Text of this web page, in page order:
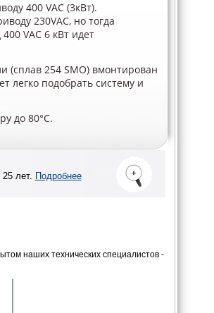
400 VAC (3кВт).
230VAC, но тогда
VAC 6 кВт идет
254 SMO) вмонтирован
легко подобрать систему и
до 80°C.
лет. Подробнее
наших технических специалистов -